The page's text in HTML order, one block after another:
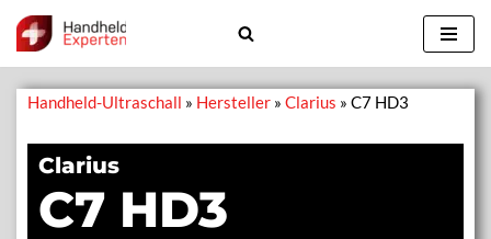
Inhalt
springen
Handheld-Ultraschall » Hersteller » Clarius » C7 HD3
Clarius
C7 HD3